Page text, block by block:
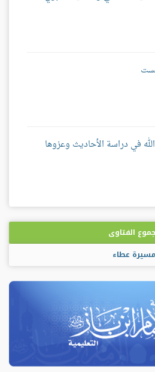
في دراسة الأحاديث وعزوها
الفتاوى
مسيرة عطاء